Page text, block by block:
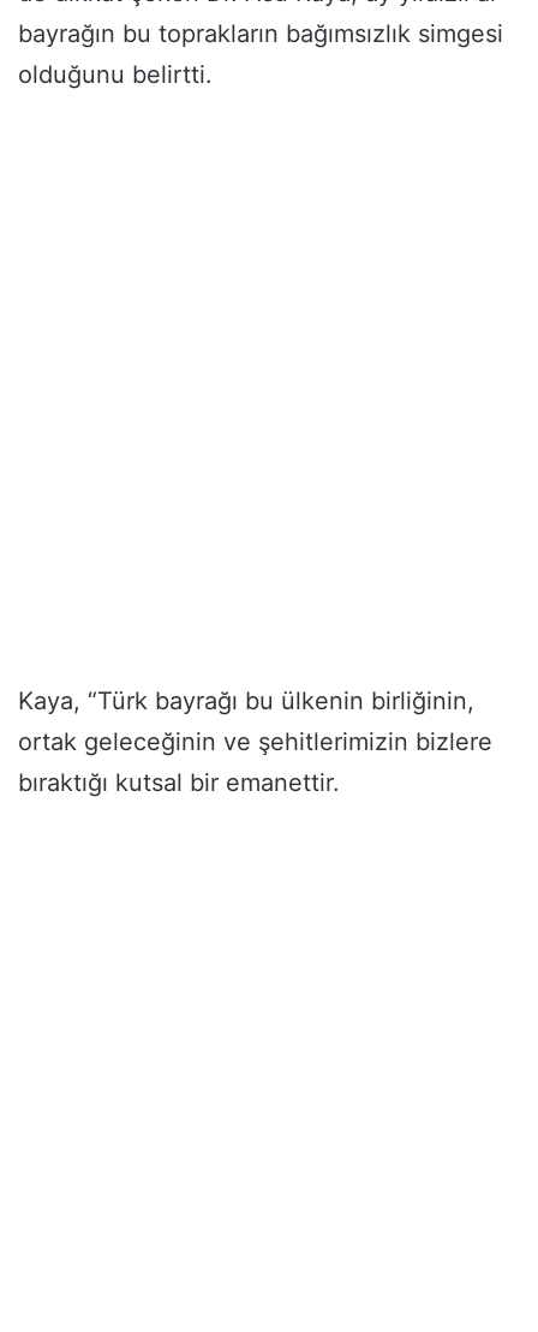
bayrağın bu toprakların bağımsızlık simgesi
olduğunu belirtti.
Kaya, “Türk bayrağı bu ülkenin birliğinin,
ortak geleceğinin ve şehitlerimizin bizlere
bıraktığı kutsal bir emanettir.